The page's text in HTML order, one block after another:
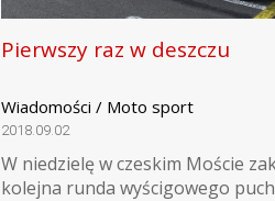
Pierwszy raz w deszczu
Wiadomości / Moto sport
2018.09.02
W niedzielę w czeskim Moście
kolejna runda wyścigowego